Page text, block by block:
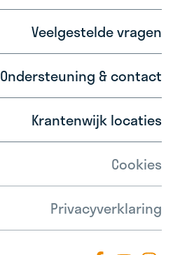
Veelgestelde vragen
Ondersteuning & contact
Krantenwijk locaties
Cookies
Privacyverklaring